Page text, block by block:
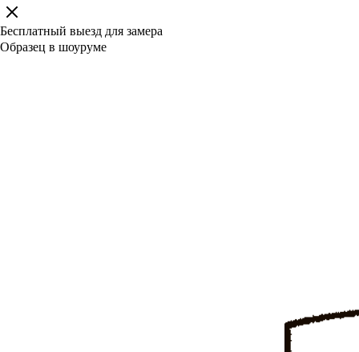
Бесплатный выезд для замера
Образец в шоуруме